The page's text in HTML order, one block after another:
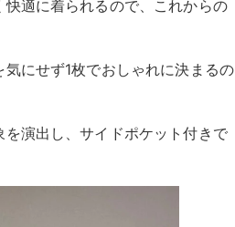
適に着られるので、これからの
にせず1枚でおしゃれに決まるの
演出し、サイドポケット付きで